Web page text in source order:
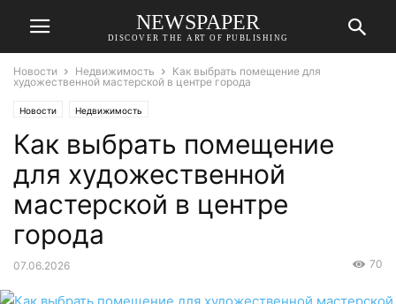
NEWSPAPER
DISCOVER THE ART OF PUBLISHING
Новости Недвижимость
Как выбрать помещение для
художественной мастерской в центре города
Новости Недвижимость
Как выбрать помещение
для художественной
мастерской в центре
города
07.06.2026 70